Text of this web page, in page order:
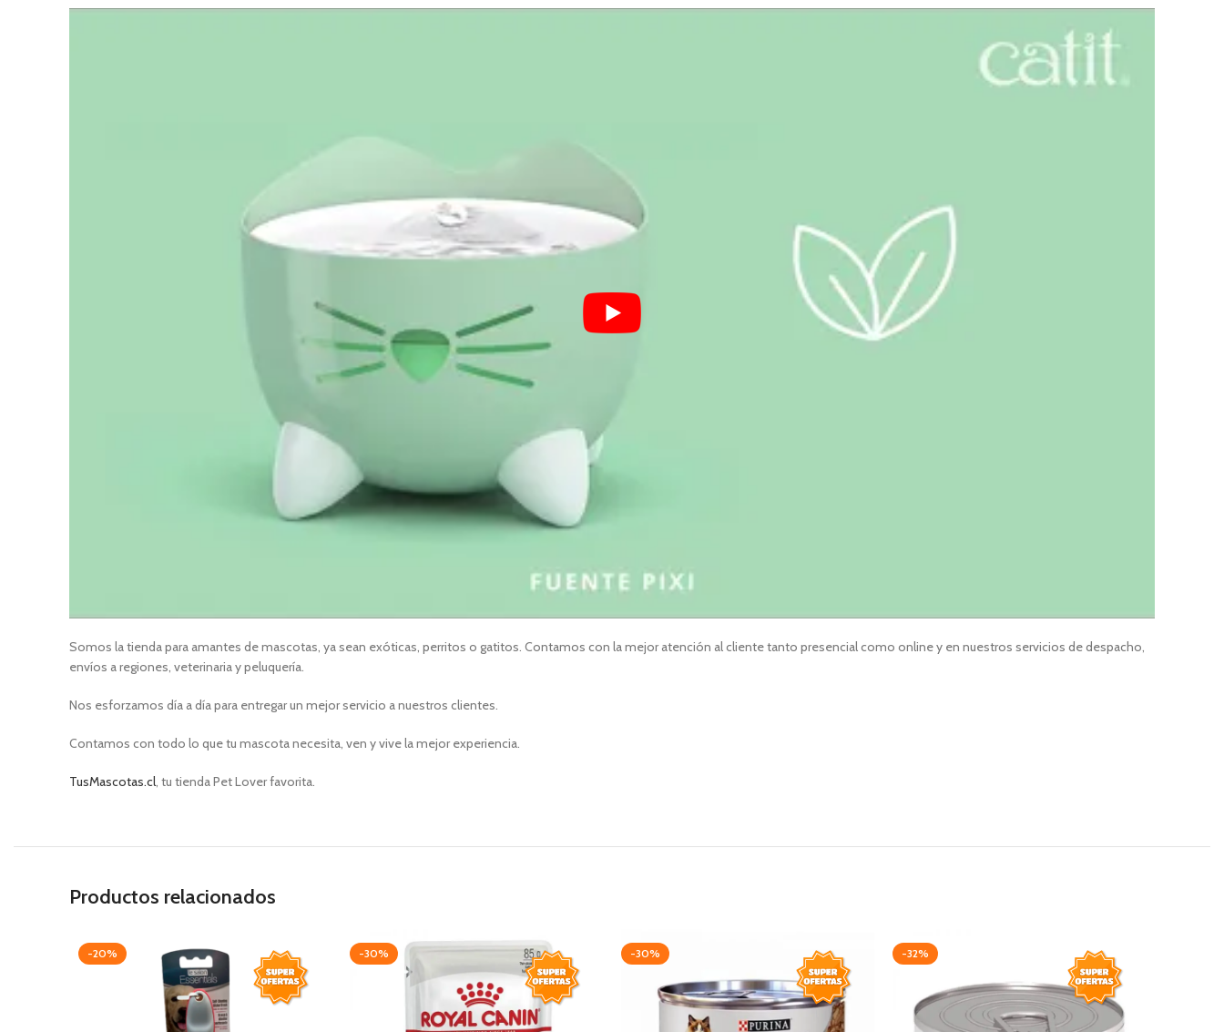
Somos la tienda para amantes de mascotas, ya sean exóticas, perritos o gatitos. Contamos con la mejor atención al cliente tanto presencial como online y en nuestros servicios de despacho,
envíos a regiones, veterinaria y peluquería.
Nos esforzamos día a día para entregar un mejor servicio a nuestros clientes.
Contamos con todo lo que tu mascota necesita, ven y vive la mejor experiencia.
TusMascotas.cl, tu tienda Pet Lover favorita.
Productos relacionados
-20% -30% -30% -32%